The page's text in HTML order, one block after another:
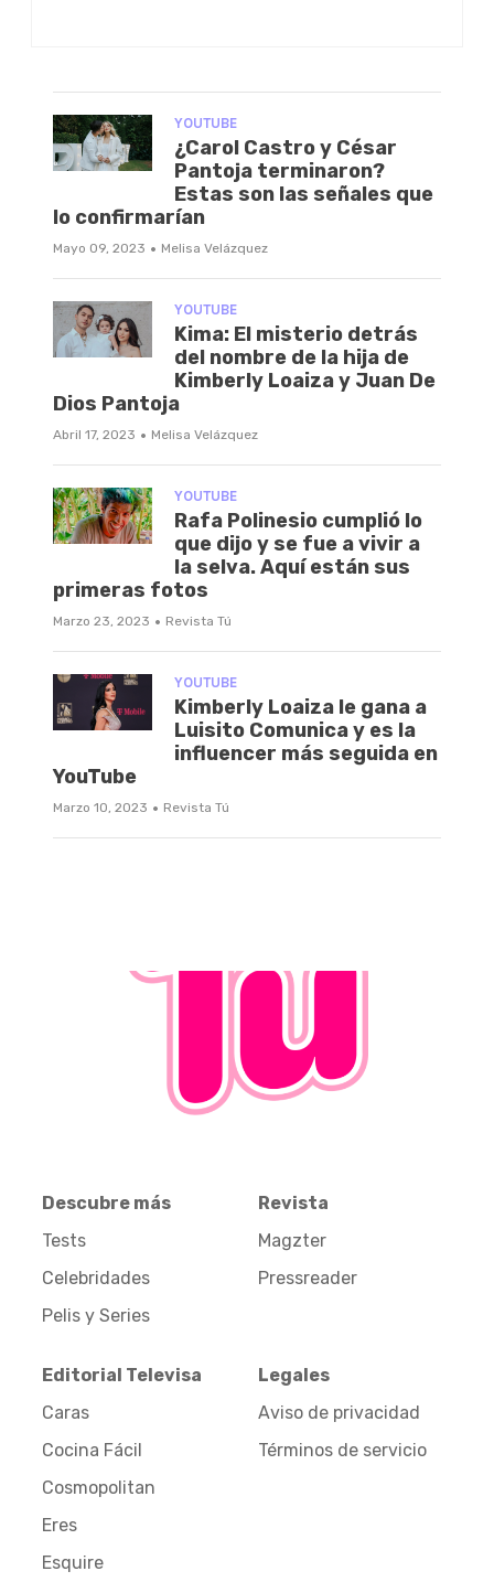
YOUTUBE
¿Carol Castro y César
Pantoja terminaron?
Estas son las señales que
lo confirmarían
Mayo 09, 2023 · Melisa Velázquez
YOUTUBE
Kima: El misterio detrás
del nombre de la hija de
Kimberly Loaiza y Juan De
Dios Pantoja
Abril 17, 2023 · Melisa Velázquez
YOUTUBE
Rafa Polinesio cumplió lo
que dijo y se fue a vivir a
la selva. Aquí están sus
primeras fotos
Marzo 23, 2023 · Revista Tú
YOUTUBE
Kimberly Loaiza le gana a
Luisito Comunica y es la
influencer más seguida en
YouTube
Marzo 10, 2023 · Revista Tú
Descubre más
Tests
Celebridades
Pelis y Series
Revista
Magzter
Pressreader
Editorial Televisa
Caras
Cocina Fácil
Cosmopolitan
Eres
Esquire
Legales
Aviso de privacidad
Términos de servicio